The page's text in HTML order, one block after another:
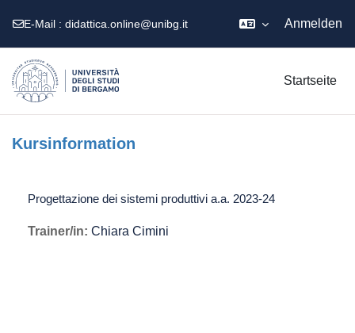
E-Mail : didattica.online@unibg.it Anmelden
Startseite
Kursinformation
Progettazione dei sistemi produttivi a.a. 2023-24
Trainer/in: Chiara Cimini